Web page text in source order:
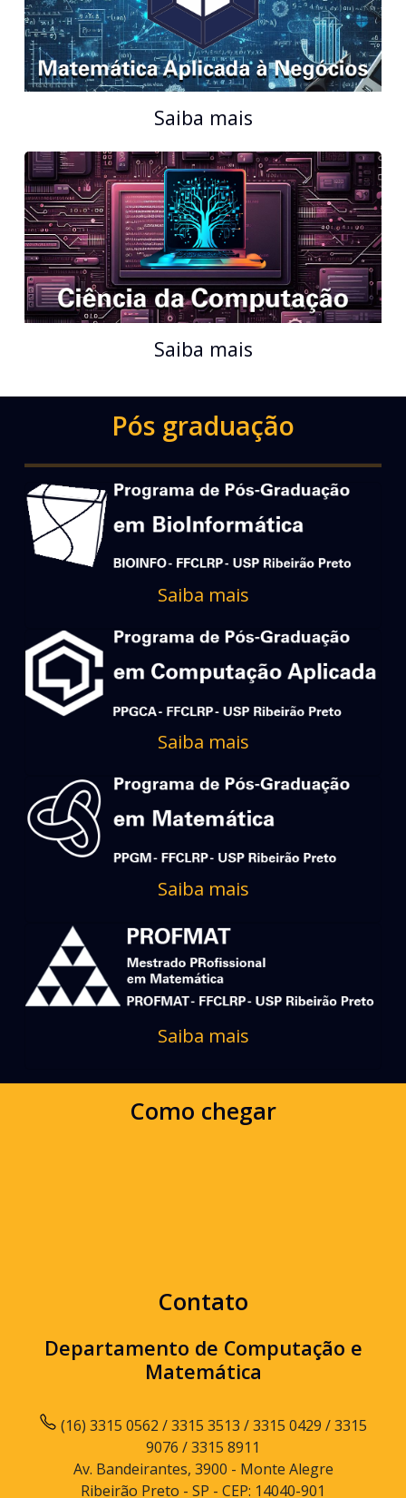
Saiba mais
Saiba mais
Pós graduação
Saiba mais
Saiba mais
Saiba mais
Saiba mais
Como chegar
Contato
Departamento de Computação e
Matemática
(16) 3315 0562 / 3315 3513 / 3315 0429 / 3315
9076 / 3315 8911
Av. Bandeirantes, 3900 - Monte Alegre
Ribeirão Preto - SP - CEP: 14040-901